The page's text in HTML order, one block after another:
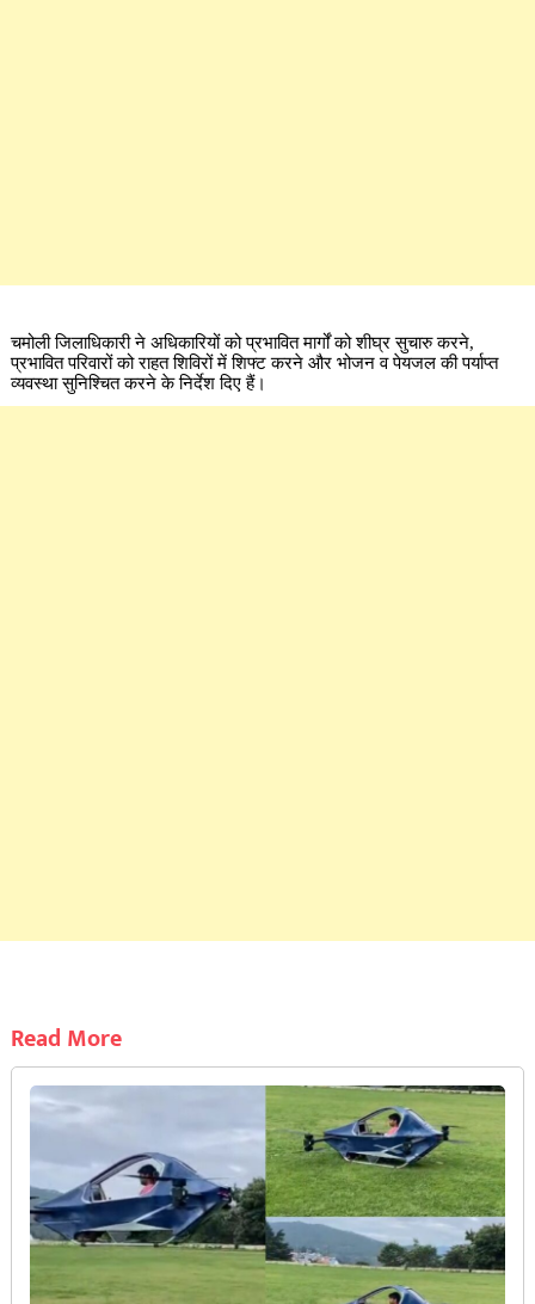
चमोली जिलाधिकारी ने अधिकारियों को प्रभावित मार्गों को शीघ्र सुचारु करने,
प्रभावित परिवारों को राहत शिविरों में शिफ्ट करने और भोजन व पेयजल की पर्याप्त
व्यवस्था सुनिश्चित करने के निर्देश दिए हैं।
Read More